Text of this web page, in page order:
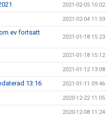
2021-02-05 10:02
2021-02-04 11:59
ev fortsatt
2021-01-18 15:23
2021-01-18 15:12
2021-01-12 13:08
13:16 2021-01-11 09:46
2020-12-22 11:05
2020-12-08 11:24